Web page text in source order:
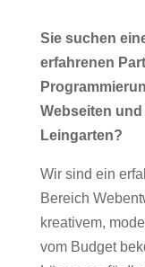
Sie suchen
erfahrenen
Webseiten
Leingarten?
Wir sind ein
Bereich
kreativem,
vom Budget